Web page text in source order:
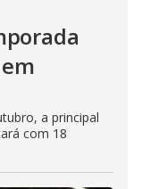
a principal
com 18